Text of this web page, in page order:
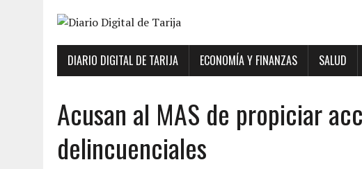
DIARIO DIGITAL DE TARIJA ECONOMÍA Y FINANZAS SALUD
Acusan al MAS de propiciar
delincuenciales